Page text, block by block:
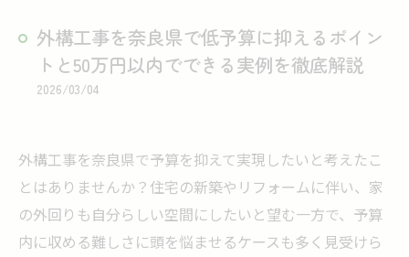
外構工事を奈良県で低予算に抑えるポイン
トと50万円以内でできる実例を徹底解説
2026/03/04
外構工事を奈良県で予算を抑えて実現したいと考えたこ
とはありませんか？住宅の新築やリフォームに伴い、家
の外回りも自分らしい空間にしたいと望む一方で、予算
内に収める難しさに頭を悩ませるケースも多く見受けら